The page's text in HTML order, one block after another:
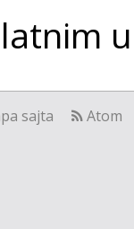
sajta
Atom